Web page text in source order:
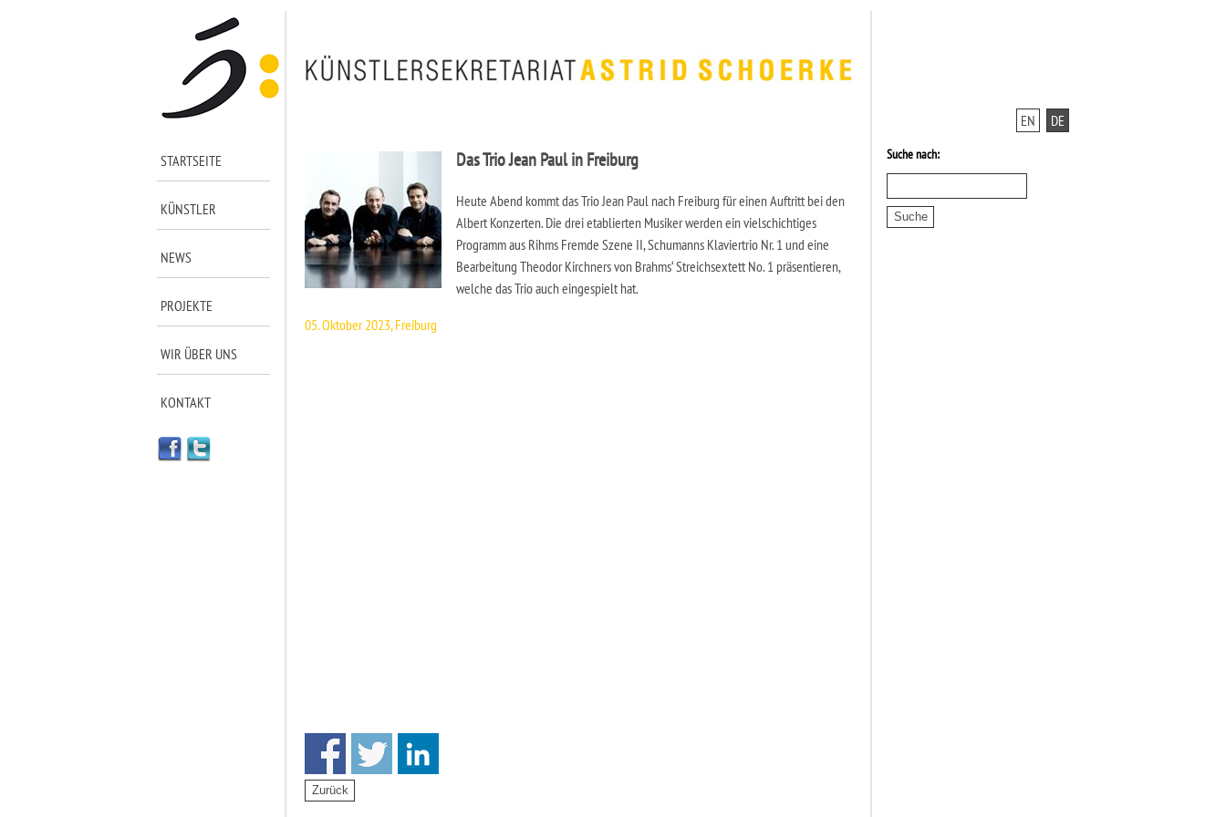
STARTSEITE
KÜNSTLER
NEWS
PROJEKTE
WIR ÜBER UNS
KONTAKT
Das Trio Jean Paul in Freiburg
Heute Abend kommt das Trio Jean Paul nach Freiburg für einen Auftritt bei den
Albert Konzerten. Die drei etablierten Musiker werden ein vielschichtiges
Programm aus Rihms Fremde Szene II, Schumanns Klaviertrio Nr. 1 und eine
Bearbeitung Theodor Kirchners von Brahms‘ Streichsextett No. 1 präsentieren,
welche das Trio auch eingespielt hat.
05. Oktober 2023, Freiburg
EN DE
Suche nach: